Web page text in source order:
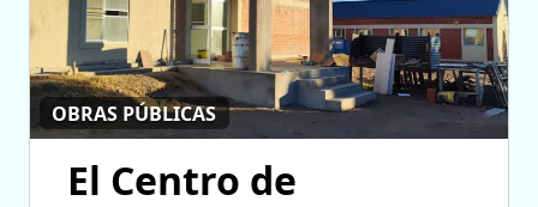
OBRAS PÚBLICAS
El Centro de